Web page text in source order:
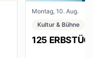
Montag, 10. Aug.
Kultur & Bühne
125